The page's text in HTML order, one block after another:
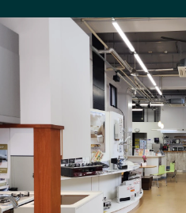
河内エリア
山口エリア
香川エリア
高知エリア
佐賀エリア